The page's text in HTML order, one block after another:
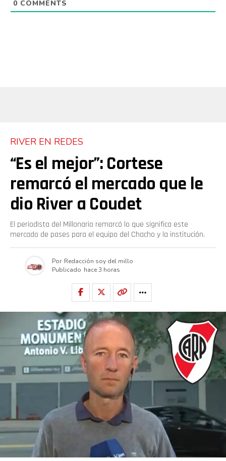
0 COMMENTS
RIVER EN REDES
“Es el mejor”: Cortese
remarcó el mercado que le
dio River a Coudet
El periodista del Millonario remarcó lo que significa este
mercado de pases para el equipo del Chacho y la institución.
Por Redacción soy del millo
Publicado hace 3 horas